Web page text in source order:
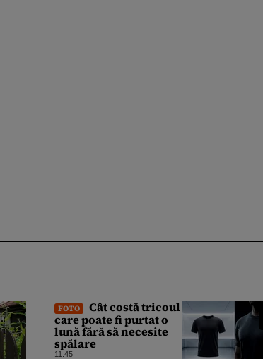
FOTO
Cât costă tricoul
care poate fi purtat o
lună fără să necesite
spălare
11:45